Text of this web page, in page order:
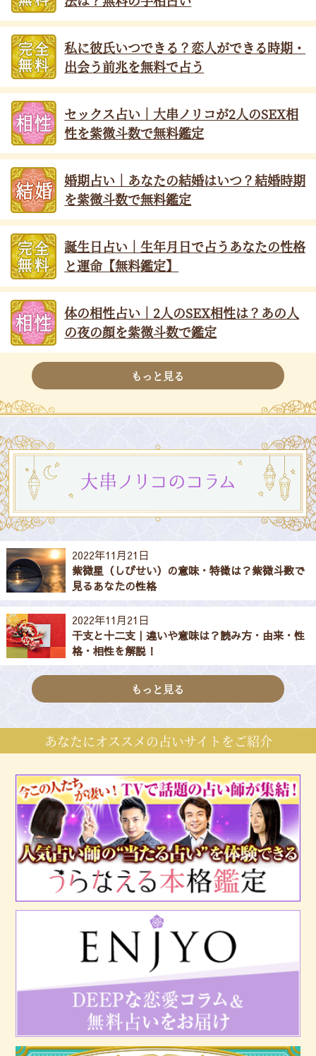
私に彼氏いつできる？恋人ができる時期・
出会う前兆を無料で占う
セックス占い｜大串ノリコが2人のSEX相
性を紫微斗数で無料鑑定
婚期占い｜あなたの結婚はいつ？結婚時期
を紫微斗数で無料鑑定
誕生日占い｜生年月日で占うあなたの性格
と運命【無料鑑定】
体の相性占い｜2人のSEX相性は？あの人
の夜の顔を紫微斗数で鑑定
もっと見る
2022年11月21日
紫微星（しびせい）の意味・特徴は？紫微斗数で
見るあなたの性格
2022年11月21日
干支と十二支｜違いや意味は？読み方・由来・性
格・相性を解説！
もっと見る
あなたにオススメの占いサイトをご紹介